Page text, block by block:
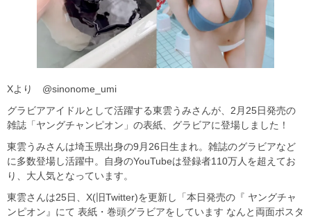
Xより @sinonome_umi
グラビアアイドルとして活躍する東雲うみさんが、2月25日発売の
雑誌「ヤングチャンピオン」の表紙、グラビアに登場しました！
東雲うみさんは埼玉県出身の9月26日生まれ。雑誌のグラビアなど
に多数登場し活躍中。自身のYouTubeは登録者110万人を超えてお
り、大人気となっています。
東雲さんは25日、X(旧Twitter)を更新し「本日発売の『 ヤングチャ
ンピオン』にて 表紙・巻頭グラビアをしています なんと両面ポスタ